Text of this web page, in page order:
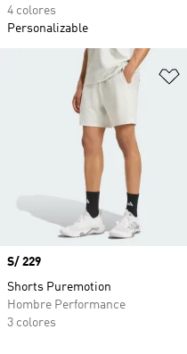
4 colores
Personalizable
Precio
S/ 229
Shorts Puremotion
Hombre Performance
3 colores